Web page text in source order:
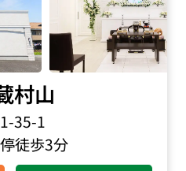
村山
1-35-1
徒歩3分